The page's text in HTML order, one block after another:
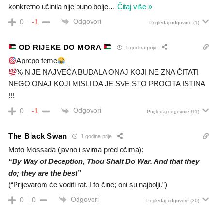
konkretno učinila nije puno bolje… Čitaj više »
0 -1 Odgovori Pogledaj odgovore (1)
OD RIJEKE DO MORA 1 godina prije
Apropo teme
% NIJE NAJVEĆA BUDALA ONAJ KOJI NE ZNA ČITATI
NEGO ONAJ KOJI MISLI DA JE SVE ŠTO PROČITA ISTINA
!!!
0 -1 Odgovori Pogledaj odgovore (11)
The Black Swan 1 godina prije
Moto Mossada (javno i svima pred očima):
“By Way of Deception, Thou Shalt Do War. And that they
do; they are the best”
(“Prijevarom će voditi rat. I to čine; oni su najbolji.”)
0 0 Odgovori Pogledaj odgovore (30)